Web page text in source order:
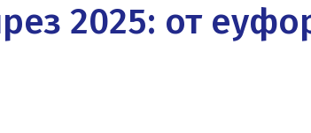
2025: от